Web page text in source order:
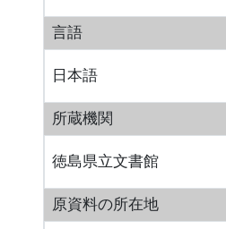
言語
日本語
所蔵機関
徳島県立文書館
原資料の所在地